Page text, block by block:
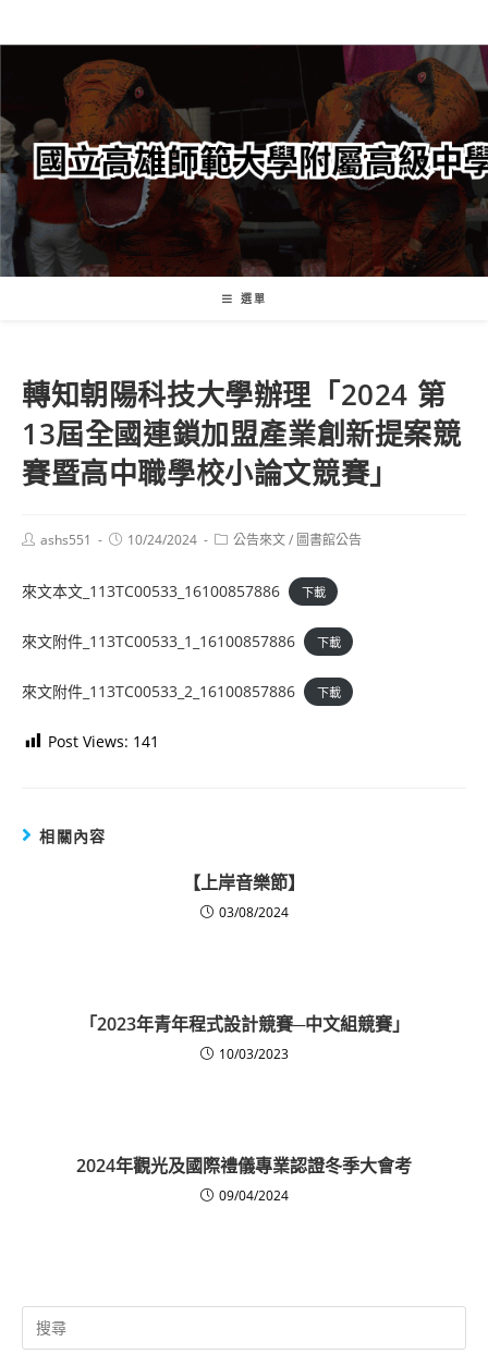
轉
要
內
容
選單
轉知朝陽科技大學辦理「2024 第
13屆全國連鎖加盟產業創新提案競
賽暨高中職學校小論文競賽」
Postashs551
Post10/24/2024
Post公告來文/ 圖書館公告
來文本文_113TC00533_16100857886 下載
來文附件_113TC00533_1_16100857886 下載
來文附件_113TC00533_2_16100857886 下載
Post Views: 141
相關內容
【上岸音樂節】
03/08/2024
「2023年青年程式設計競賽─中文組競賽」
10/03/2023
2024年觀光及國際禮儀專業認證冬季大會考
09/04/2024
Search
for: